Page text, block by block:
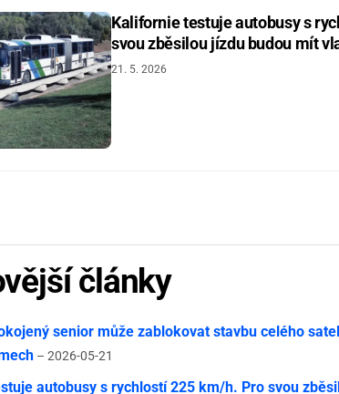
Kalifornie testuje autobusy s
svou zběsilou jízdu budou mít
21. 5. 2026
články
senior může zablokovat stavbu celého
– 2026-05-21
autobusy s rychlostí 225 km/h. Pro svou